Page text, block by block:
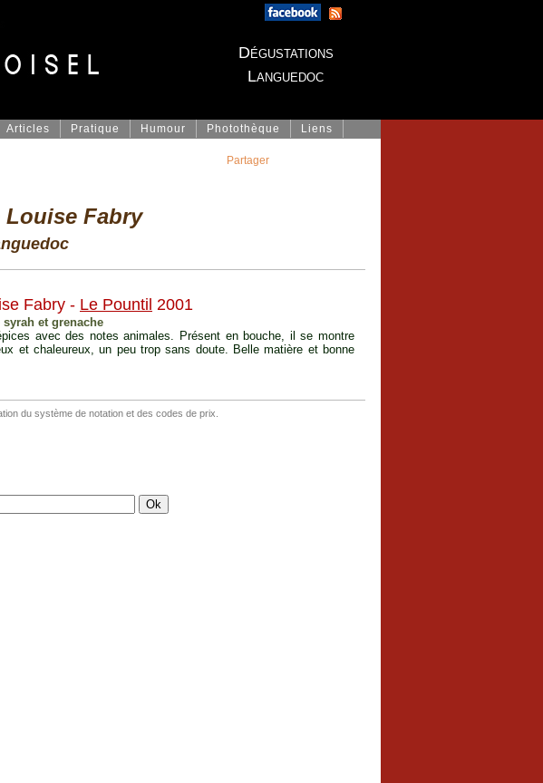
Dégustations
Languedoc
Articles Pratique Humour Photothèque Liens
Louise Fabry
Fabry - Le Pountil 2001
et grenache
avec des notes animales. Présent en bouche, il se montre
et chaleureux, un peu trop sans doute. Belle matière et bonne
du système de notation et des codes de prix.
Partager